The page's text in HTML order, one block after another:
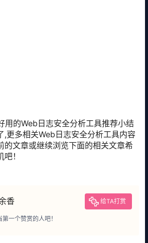
用的Web日志安全分析工具推荐小结
,更多相关Web日志安全分析工具内容
的文章或继续浏览下面的相关文章希
！
香 给TA打赏
一个赞赏的人吧！